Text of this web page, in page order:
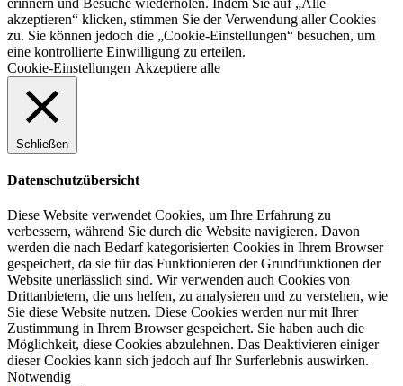
akzeptieren“ klicken, stimmen Sie der Verwendung aller Cookies
zu. Sie können jedoch die „Cookie-Einstellungen“ besuchen, um
eine kontrollierte Einwilligung zu erteilen.
Cookie-Einstellungen Akzeptiere alle
Schließen
Datenschutzübersicht
Diese Website verwendet Cookies, um Ihre Erfahrung zu
verbessern, während Sie durch die Website navigieren. Davon
werden die nach Bedarf kategorisierten Cookies in Ihrem Browser
gespeichert, da sie für das Funktionieren der Grundfunktionen der
Website unerlässlich sind. Wir verwenden auch Cookies von
Drittanbietern, die uns helfen, zu analysieren und zu verstehen, wie
Sie diese Website nutzen. Diese Cookies werden nur mit Ihrer
Zustimmung in Ihrem Browser gespeichert. Sie haben auch die
Möglichkeit, diese Cookies abzulehnen. Das Deaktivieren einiger
dieser Cookies kann sich jedoch auf Ihr Surferlebnis auswirken.
Notwendig